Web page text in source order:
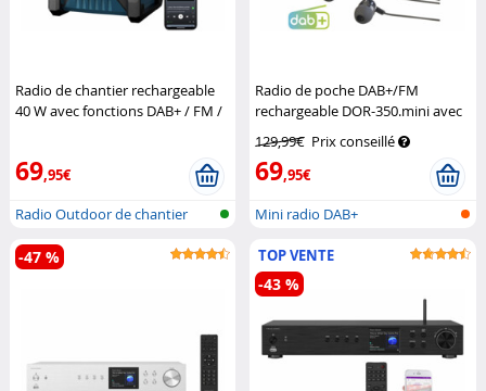
Radio de chantier rechargeable
40 W avec fonctions DAB+ / FM /
69,95€
Radio Outdoor de chantier
Radio de poche DAB+/FM
rechargeable DOR-350.mini avec
VR-Radio
129,99€ Prix conseillé
69,95€
Mini radio DAB+
-47 % TOP VENTE
-43 %